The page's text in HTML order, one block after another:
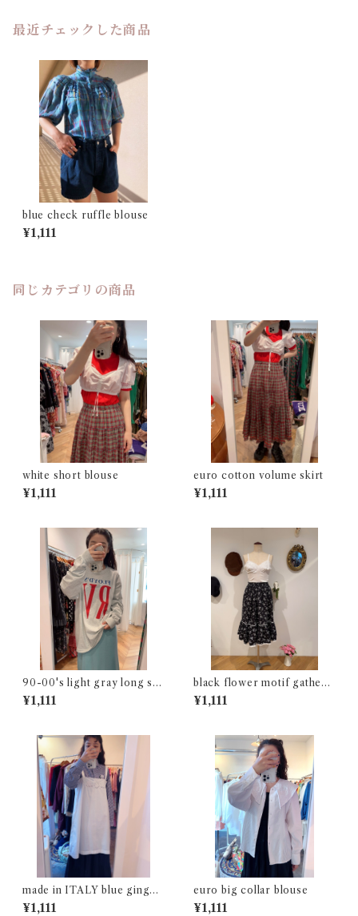
最近チェックした商品
blue check ruffle blouse
¥1,111
同じカテゴリの商品
white short blouse
¥1,111
euro cotton volume skirt
¥1,111
90-00's light gray long sle
eve t-shirt
¥1,111
black flower motif gathere
d skirt
¥1,111
made in ITALY blue gingha
m check shirt
¥1,111
euro big collar blouse
¥1,111